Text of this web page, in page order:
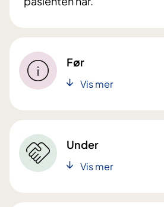
Før
Vis mer
Under
Vis mer